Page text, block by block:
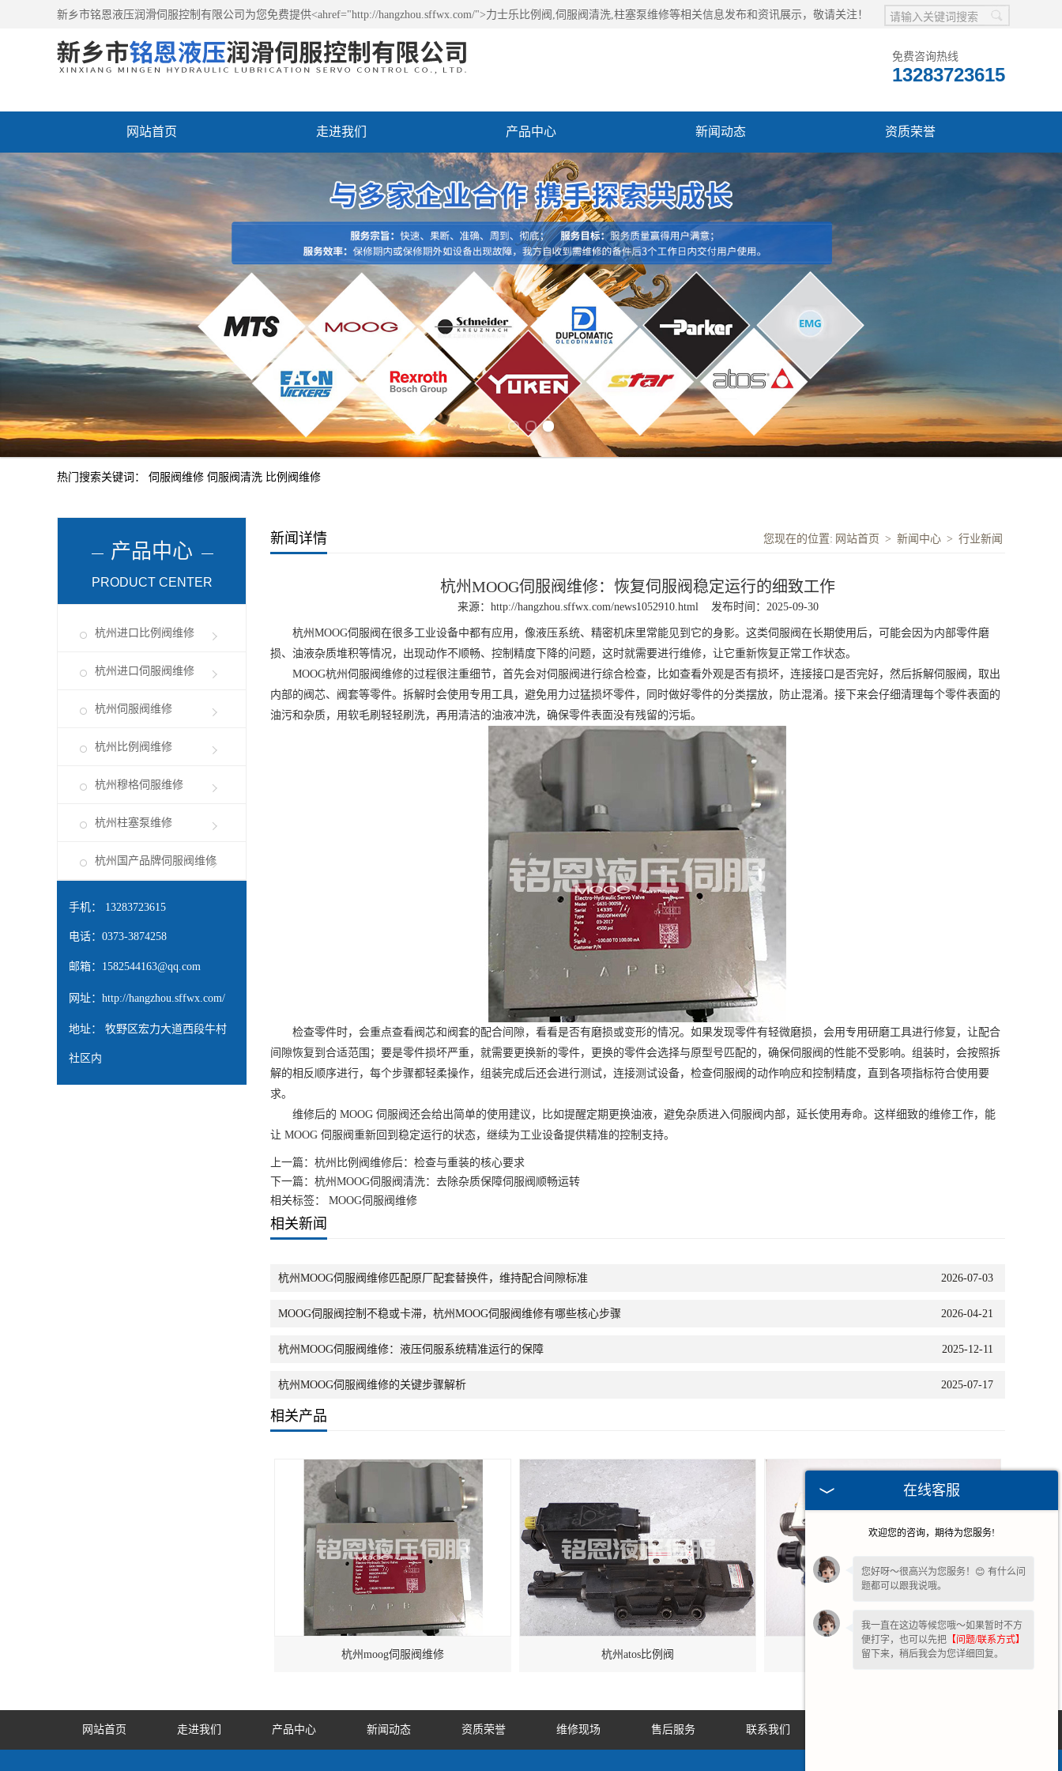
新乡市铭恩液压润滑伺服控制有限公司为您免费提供<ahref="http://hangzhou.sffwx.com/">力士乐比例阀,伺服阀清洗,柱塞泵维修等相关信息发布和资讯展示，敬请关注！
免费咨询热线
13283723615
网站首页 走进我们 产品中心 新闻动态 资质荣誉
联系我们
热门搜索关键词： 伺服阀维修 伺服阀清洗 比例阀维修
产品中心
PRODUCT CENTER
杭州进口比例阀维修
杭州进口伺服阀维修
杭州伺服阀维修
杭州比例阀维修
杭州穆格伺服维修
杭州柱塞泵维修
杭州国产品牌伺服阀维修
手机： 13283723615
电话：0373-3874258
邮箱： 1582544163@qq.com
网址： http://hangzhou.sffwx.com/
地址： 牧野区宏力大道西段牛村
社区内
新闻详情 您现在的位置: 网站首页 > 新闻中心 > 行业新闻
杭州MOOG伺服阀维修：恢复伺服阀稳定运行的细致工作
来源： http://hangzhou.sffwx.com/news1052910.html 发布时间：2025-09-30
杭州MOOG伺服阀 在很多工业设备中都有应用，像液压系统、精密机床里常能见到它的身影。这类伺服阀在长期使用后，可能会因为内部零件磨
损、油液杂质堆积等情况，出现动作不顺畅、控制精度下降的问题，这时就需要进行维修，让它重新恢复正常工作状态。
MOOG杭州伺服阀维修的过程很注重细节，首先会对伺服阀进行综合检查，比如查看外观是否有损坏，连接接口是否完好，然后拆解伺服阀，取出
内部的阀芯、阀套等零件。拆解时会使用专用工具，避免用力过猛损坏零件，同时做好零件的分类摆放，防止混淆。接下来会仔细清理每个零件表面的
油污和杂质，用软毛刷轻轻刷洗，再用清洁的油液冲洗，确保零件表面没有残留的污垢。
检查零件时，会重点查看阀芯和阀套的配合间隙，看看是否有磨损或变形的情况。如果发现零件有轻微磨损，会用专用研磨工具进行修复，让配合
间隙恢复到合适范围；要是零件损坏严重，就需要更换新的零件，更换的零件会选择与原型号匹配的，确保伺服阀的性能不受影响。组装时，会按照拆
解的相反顺序进行，每个步骤都轻柔操作，组装完成后还会进行测试，连接测试设备，检查伺服阀的动作响应和控制精度，直到各项指标符合使用要
求。
维修后的 MOOG 伺服阀还会给出简单的使用建议，比如提醒定期更换油液，避免杂质进入伺服阀内部，延长使用寿命。这样细致的维修工作，能
让 MOOG 伺服阀重新回到稳定运行的状态，继续为工业设备提供精准的控制支持。
上一篇： 杭州比例阀维修后：检查与重装的核心要求
下一篇： 杭州MOOG伺服阀清洗：去除杂质保障伺服阀顺畅运转
相关标签： MOOG伺服阀维修
相关新闻
2026-07-03
杭州MOOG伺服阀维修匹配原厂配套替换件，维持配合间隙标准
2026-04-21
MOOG伺服阀控制不稳或卡滞，杭州MOOG伺服阀维修有哪些核心步骤
2025-12-11
杭州MOOG伺服阀维修：液压伺服系统精准运行的保障
2025-07-17
杭州MOOG伺服阀维修的关键步骤解析
相关产品
杭州moog伺服阀维修 杭州atos比例阀 杭州ARGO-HYTOS比例阀
网站首页 走进我们 产品中心 新闻动态 资质荣誉 维修现场 售后服务 联系我们
在线客服
欢迎您的咨询，期待为您服务!
您好呀～很高兴为您服务！😊 有什么问
题都可以跟我说哦。
我一直在这边等候您哦～如果暂时不方
便打字，也可以先把 【问题/联系方式】
留下来，稍后我会为您详细回复。